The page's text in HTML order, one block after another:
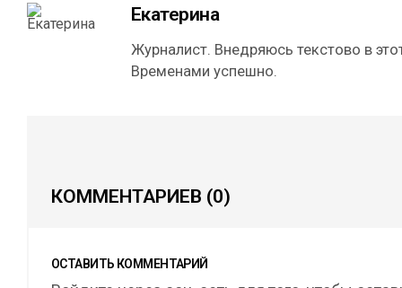
Екатерина
Журналист. Внедряюсь текстово в
Временами успешно.
КОММЕНТАРИЕВ (0)
ОСТАВИТЬ КОММЕНТАРИЙ